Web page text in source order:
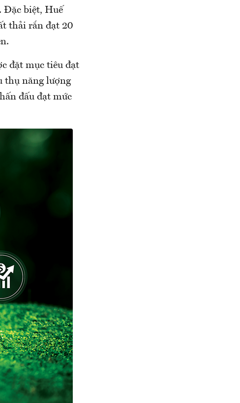
Đặc biệt, Huế
thải rắn đạt 20
đặt mục tiêu đạt
thụ năng lượng
đấu đạt mức